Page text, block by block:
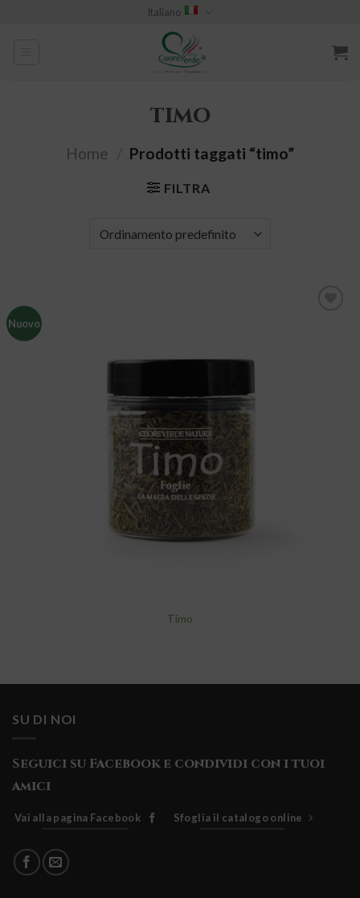
Italiano
timo
Home Prodotti taggati “timo”
FILTRA
Nuovo
Timo
SU DI NOI
Seguici su Facebook e condividi con i tuoi
amici
Vai alla pagina Facebook Sfoglia il catalogo online